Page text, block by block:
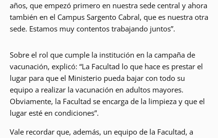
años, que empezó primero en nuestra sede central y ahora
también en el Campus Sargento Cabral, que es nuestra otra
sede. Estamos muy contentos trabajando juntos”.
Sobre el rol que cumple la institución en la campaña de
vacunación, explicó: “La Facultad lo que hace es prestar el
lugar para que el Ministerio pueda bajar con todo su
equipo a realizar la vacunación en adultos mayores.
Obviamente, la Facultad se encarga de la limpieza y que el
lugar esté en condiciones”.
Vale recordar que, además, un equipo de la Facultad, a